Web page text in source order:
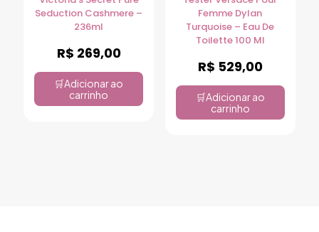
Seduction Cashmere –
236ml
R$ 269,00
Adicionar ao
carrinho
Femme Dylan
Turquoise – Eau De
Toilette 100 Ml
R$ 529,00
Adicionar ao
carrinho